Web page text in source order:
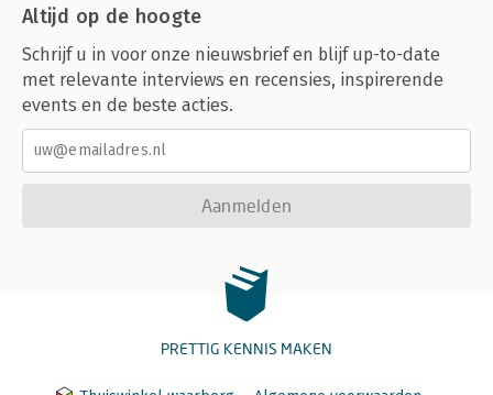
Altijd op de hoogte
Schrijf u in voor onze nieuwsbrief en blijf up-to-date
met relevante interviews en recensies, inspirerende
events en de beste acties.
Aanmelden
PRETTIG KENNIS MAKEN